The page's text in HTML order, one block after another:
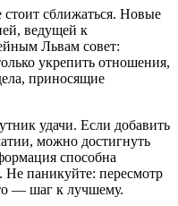
сближаться. Новые
ведущей к
Львам совет:
укрепить отношения,
приносящие
удачи. Если добавить
можно достигнуть
способна
паникуйте: пересмотр
— шаг к лучшему.